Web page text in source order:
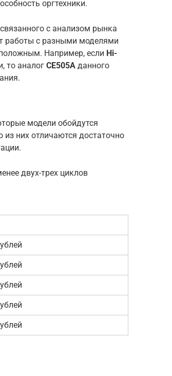
оргтехники.
с анализом рынка
работы с разными моделями
Например, если Hi-
то аналог CE505A данного
модели обойдутся
них отличаются достаточно
двух-трех циклов